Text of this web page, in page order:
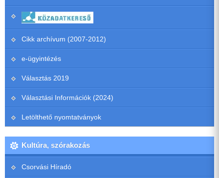
Cikk archívum (2007-2012)
e-ügyintézés
Választás 2019
Választási Információk (2024)
Letölthető nyomtatványok
Kultúra, szórakozás
Csorvási Híradó